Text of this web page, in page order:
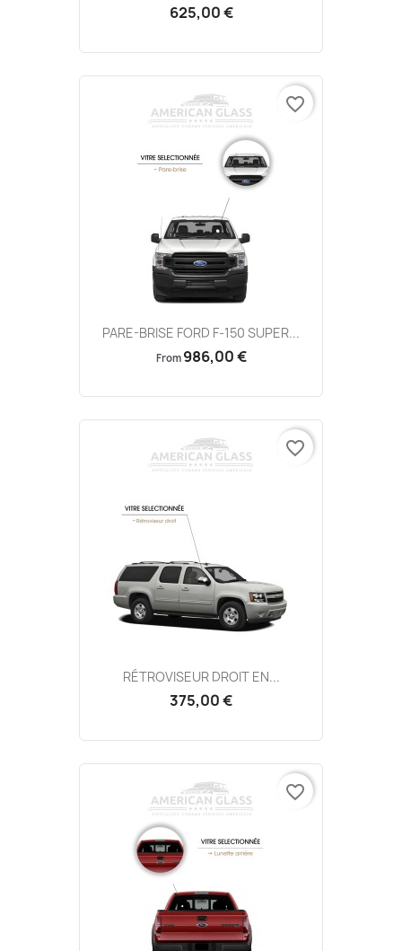
625,00 €
PARE-BRISE FORD F-150 SUPER...
From 986,00 €
favorite_border
RÉTROVISEUR DROIT EN...
375,00 €
favorite_border
favorite_border